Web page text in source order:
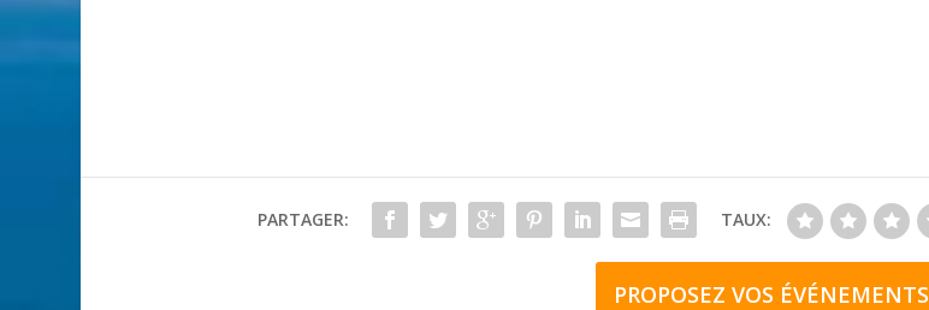
PARTAGER: TAUX:
PROPOSEZ VOS ÉVÉNEMENTS